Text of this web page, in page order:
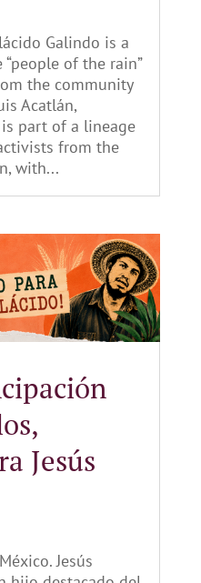
Galindo is a
of the rain”
the community
Acatlán,
is part of a lineage
from the
with...
Jesús
Jesús